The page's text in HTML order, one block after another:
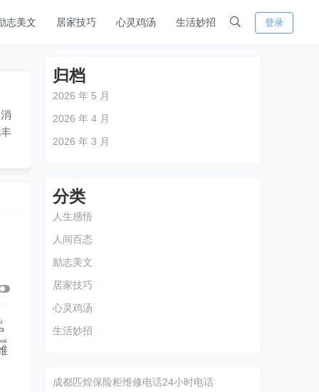
志美文 居家技巧 心灵鸡汤 生活妙招 登录
归档
2026 年 5 月
2026 年 4 月
2026 年 3 月
分类
人生感悟
人间百态
励志美文
居家技巧
心灵鸡汤
生活妙招
成都匹煌保险柜维修电话24小时电话